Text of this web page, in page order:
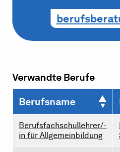
Verwandte Berufe
Berufsname
Berufsfachschullehrer/-
in für Allgemeinbildung